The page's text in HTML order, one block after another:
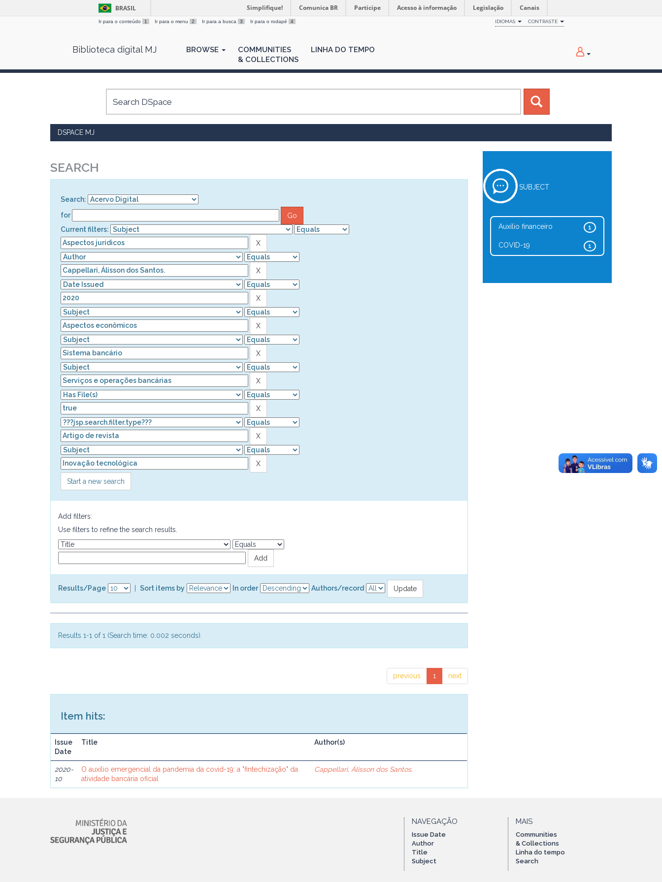
BRASIL Simplifique! Comunica BR Participe Acesso à informação Legislação Canais
Ir para o conteúdo 1 Ir para o menu 2 Ir para a busca 3 Ir para o rodapé 4 IDIOMAS CONTRASTE
Biblioteca digital MJ BROWSE
COMMUNITIES
& COLLECTIONS
LINHA DO TEMPO
DSPACE MJ
SEARCH
Search:
for
Current filters:
Start a new search
Add filters:
Use filters to refine the search results.
Results/Page Sort items by In order Authors/record
Results 1-1 of 1 (Search time: 0.002 seconds).
previous 1 next
Item hits:
Issue
Date
Title Author(s)
2020-
10
O auxílio emergencial da pandemia da covid-19: a "fintechização" da
atividade bancária oficial
Cappellari, Álisson dos Santos.
SUBJECT
1
Auxílio financeiro
1
COVID-19
NAVEGAÇÃO
Issue Date
Author
Title
Subject
MAIS
Communities
& Collections
Linha do tempo
Search